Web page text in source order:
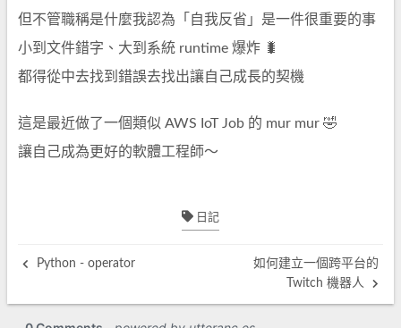
但不管職稱是什麼我認為「自我反省」是一件很重要的事
小到文件錯字、大到系統 runtime 爆炸 🐛
都得從中去找到錯誤去找出讓自己成長的契機
這是最近做了一個類似 AWS IoT Job 的 mur mur 🤣
讓自己成為更好的軟體工程師～
日記
Python - operator
如何建立一個跨平台的
Twitch 機器人